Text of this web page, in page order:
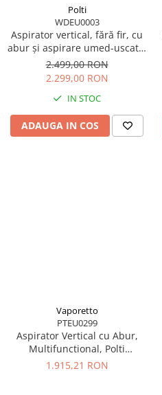
Polti
WDEU0003
Aspirator vertical, fără fir, cu
abur și aspirare umed-uscată,
450 W, baterie 21,6 V,
aspirare 14 kPa, 0.6 l, 71 Db,
4,2 Kg, gri/alb, Polti
RollySteam WD30C
2.499,00 RON
2.299,00 RON
IN STOC
ADAUGA IN COS
Vaporetto
PTEU0299
Aspirator Vertical cu Abur,
Multifunctional, Polti
Vaporetto 3 Clean Blue, 1800
1.915,21 RON